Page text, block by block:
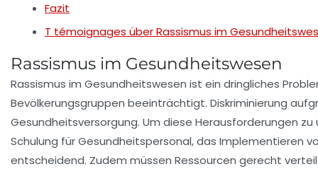
Fazit
T témoignages über Rassismus im
Rassismus im Gesundheitswesen
Rassismus im Gesundheitswesen ist ein dringliches
Bevölkerungsgruppen beeinträchtigt. Diskriminierung
Gesundheitsversorgung. Um diese Herausforderungen
Schulung für Gesundheitspersonal, das Implementieren
entscheidend. Zudem müssen Ressourcen gerecht